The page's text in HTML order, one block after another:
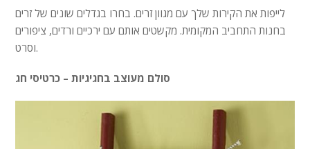
לייפות את הקירות שלך עם מגוון זרים. בחרו בגדלים שונים של זרים
בחנות התחביב המקומית. מקשטים אותם עם ירכיים ורדים, ציפורים
וסרט.
סולם מעוצב בחגיגיות – כרטיסי חג